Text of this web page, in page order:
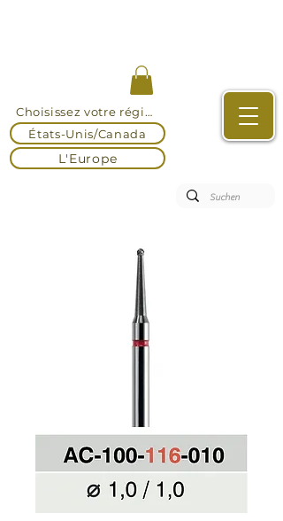
Choisissez votre région
États-Unis/Canada
L'Europe